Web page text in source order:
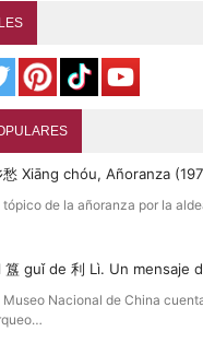
愁 Xiāng chóu, Añoranza
tópico de la añoranza por la
簋 guǐ de 利 Lì. Un mensaje
Museo Nacional de China